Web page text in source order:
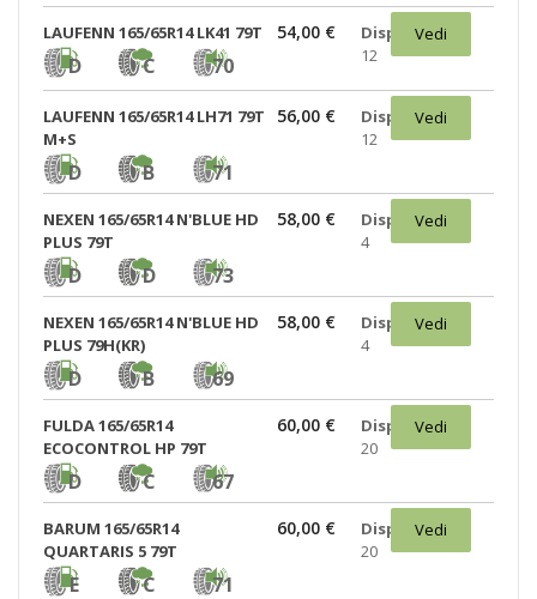
LAUFENN 165/65R14 LK41 79T
D C 70
54,00 €
Disponibili:
12
Vedi
LAUFENN 165/65R14 LH71 79T
M+S
D B 71
56,00 €
Disponibili:
12
Vedi
NEXEN 165/65R14 N'BLUE HD
PLUS 79T
D D 73
58,00 €
Disponibili:
4
Vedi
NEXEN 165/65R14 N'BLUE HD
PLUS 79H(KR)
D B 69
58,00 €
Disponibili:
4
Vedi
FULDA 165/65R14
ECOCONTROL HP 79T
D C 67
60,00 €
Disponibili:
20
Vedi
BARUM 165/65R14
QUARTARIS 5 79T
E C 71
60,00 €
Disponibili:
20
Vedi